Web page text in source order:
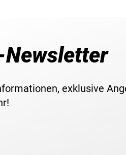
exklusive